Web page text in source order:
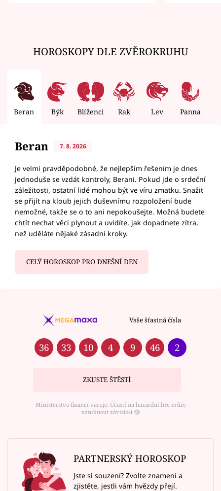
HOROSKOPY DLE ZVĚROKRUHU
Beran Býk Blíženci Rak Lev Panna
Beran 7. 8. 2026
Je velmi pravděpodobné, že nejlepším řešením je dnes
jednoduše se vzdát kontroly, Berani. Pokud jde o srdeční
záležitosti, ostatní lidé mohou být ve víru zmatku. Snažit
se přijít na kloub jejich duševnímu rozpoložení bude
nemožné, takže se o to ani nepokoušejte. Možná budete
chtít nechat věci plynout a uvidíte, jak dopadnete zítra,
než uděláte nějaké zásadní kroky.
CELÝ HOROSKOP PRO DNEŠNÍ DEN
Vaše šťastná čísla
36 33 10 4 9 46 2
ZKUSTE ŠTĚSTÍ
Ministerstvo financí varuje: Účastí na hazardní hře může
vzniknout závislost ⑱
PARTNERSKÝ HOROSKOP
Jste si souzení? Zvolte znamení a
zjistěte, jestli vám hvězdy přejí.